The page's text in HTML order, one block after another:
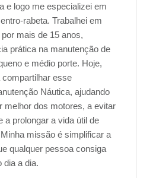
e logo me especializei em
rabeta. Trabalhei em
mais de 15 anos,
prática na manutenção de
e médio porte. Hoje,
esse
Náutica, ajudando
melhor dos motores, a evitar
a prolongar a vida útil de
missão é simplificar a
qualquer pessoa consiga
dia a dia.